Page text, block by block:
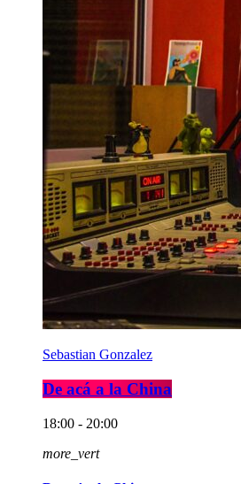
Sebastian Gonzalez
De acá a la China
18:00 - 20:00
more_vert